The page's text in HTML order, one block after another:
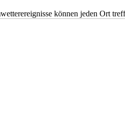
können jeden Ort